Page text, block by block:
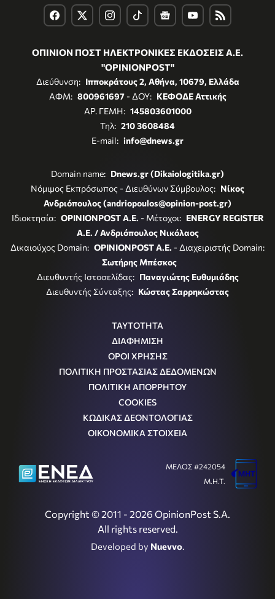
ΟΠΙΝΙΟΝ ΠΟΣΤ ΗΛΕΚΤΡΟΝΙΚΕΣ ΕΚΔΟΣΕΙΣ Α.Ε.
"OPINIONPOST"
Διεύθυνση: Ιπποκράτους 2, Αθήνα, 10679, Ελλάδα
ΑΦΜ: 800961697- ΔΟΥ: ΚΕΦΟΔΕ Αττικής
ΑΡ. ΓΕΜΗ: 145803601000
Τηλ: 210 3608484
E-mail: info@dnews.gr
Domain name: Dnews.gr (Dikaiologitika.gr)
Νόμιμος Εκπρόσωπος - Διευθύνων Σύμβουλος: Νίκος
Ανδριόπουλος (andriopoulos@opinion-post.gr)
Ιδιοκτησία: OPINIONPOST A.E. - Μέτοχοι: ENERGY REGISTER
Α.Ε. / Ανδριόπουλος Νικόλαος
Δικαιούχος Domain: OPINIONPOST A.E. - Διαχειριστής Domain:
Σωτήρης Μπέσκος
Διευθυντής Ιστοσελίδας: Παναγιώτης Ευθυμιάδης
Διευθυντής Σύνταξης: Κώστας Σαρρηκώστας
ΤΑΥΤΟΤΗΤΑ
ΔΙΑΦΗΜΙΣΗ
ΟΡΟΙ ΧΡΗΣΗΣ
ΠΟΛΙΤΙΚΗ ΠΡΟΣΤΑΣΙΑΣ ΔΕΔΟΜΕΝΩΝ
ΠΟΛΙΤΙΚΗ ΑΠΟΡΡΗΤΟΥ
COOKIES
ΚΩΔΙΚΑΣ ΔΕΟΝΤΟΛΟΓΙΑΣ
ΟΙΚΟΝΟΜΙΚΑ ΣΤΟΙΧΕΙΑ
Copyright © 2011 - 2026 OpinionPost S.A.
All rights reserved.
Developed by Nuevvo.
ΜΕΛΟΣ #242054
Μ.Η.Τ.